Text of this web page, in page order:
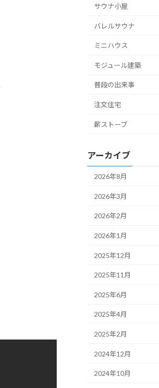
サウナ小屋
バレルサウナ
ミニハウス
モジュール建築
普段の出来事
注文住宅
薪ストーブ
アーカイブ
2026年8月
2026年3月
2026年2月
2026年1月
2025年12月
2025年11月
2025年6月
2025年4月
2025年2月
2024年12月
2024年10月